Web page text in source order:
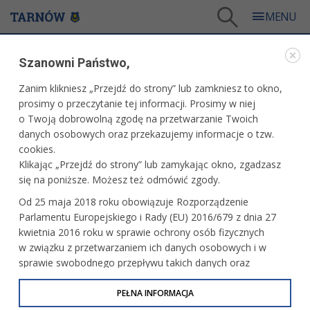
Spotkanie konsultacyjno-informacyjne z przedstawicielami poradni psychologiczno-
WARTO PRZECZYTAĆ
SPOTKANIE KONSULTACYJNO-INFORMACYJNE Z
PRZEDSTAWICIELAMI PORADNI
PSYCHOLOGICZNO-PEDAGOGICZNYCH
Ministerstwo Edukacji Narodowej zaprasza na spotkanie
spotkanie konsultacyjno-informacyjne z przedstawicielami
poradni psychologiczno-pedagogicznych w ramach projektu
„Podniesienie efektywności kształcenia uczniów ze
specjalnymi potrzebami edukacyjnymi”
Szanowni Państwo,
Zanim klikniesz „Przejdź do strony” lub zamkniesz to okno,
prosimy o przeczytanie tej informacji. Prosimy w niej
o Twoją dobrowolną zgodę na przetwarzanie Twoich
danych osobowych oraz przekazujemy informacje o tzw.
cookies.
Klikając „Przejdź do strony” lub zamykając okno, zgadzasz
się na poniższe. Możesz też odmówić zgody.
Od 25 maja 2018 roku obowiązuje Rozporządzenie
Parlamentu Europejskiego i Rady (EU) 2016/679 z dnia 27
kwietnia 2016 roku w sprawie ochrony osób fizycznych
w związku z przetwarzaniem ich danych osobowych i w
sprawie swobodnego przepływu takich danych oraz
uchylenia dyrektywy 95/46/WE (określane jako RODO, GDPR
lub Ogólne Rozporządzenie o Ochronie Danych
PEŁNA INFORMACJA